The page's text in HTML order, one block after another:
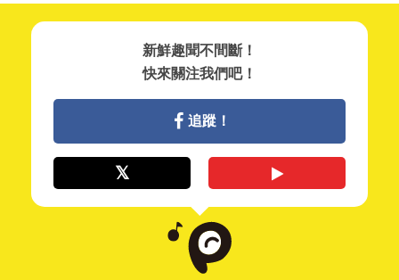
新鮮趣聞不間斷！
快來關注我們吧！
追蹤！